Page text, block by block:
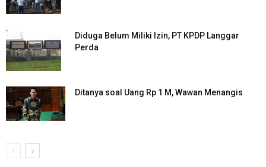
Diduga Belum Miliki Izin, PT KPDP Langgar
Perda
Ditanya soal Uang Rp 1 M, Wawan Menangis